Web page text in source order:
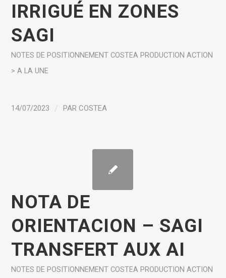
IRRIGUÉ EN ZONES
SAGI
NOTES DE POSITIONNEMENT COSTEA PRODUCTION ACTION
> A LA UNE
14/07/2023 / PARCOSTEA
NOTA DE
ORIENTACION – SAGI
TRANSFERT AUX AI
NOTES DE POSITIONNEMENT COSTEA PRODUCTION ACTION